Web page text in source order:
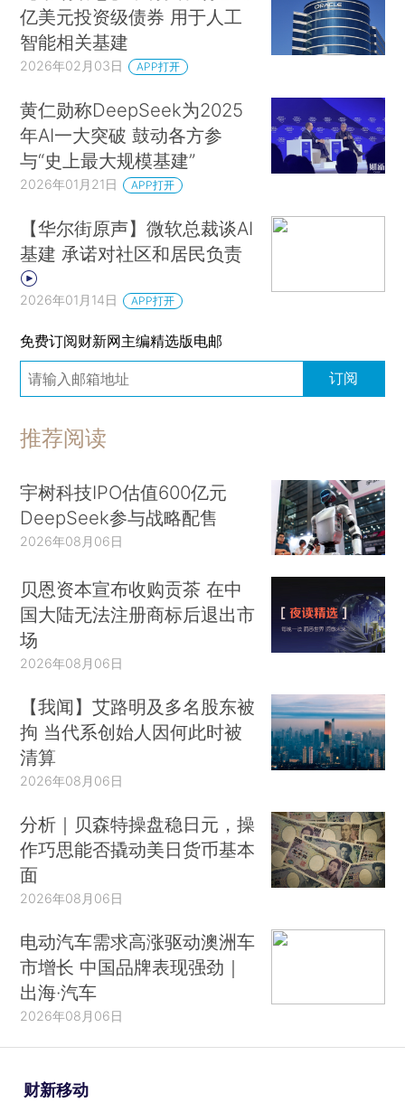
亿美元投资级债券 用于人工
智能相关基建
2026年02月03日 APP打开
黄仁勋称DeepSeek为2025
年AI一大突破 鼓动各方参
与“史上最大规模基建”
2026年01月21日 APP打开
【华尔街原声】微软总裁谈AI
基建 承诺对社区和居民负责
2026年01月14日 APP打开
免费订阅财新网主编精选版电邮
订阅
推荐阅读
宇树科技IPO估值600亿元
DeepSeek参与战略配售
2026年08月06日
贝恩资本宣布收购贡茶 在中
国大陆无法注册商标后退出市
场
2026年08月06日
【我闻】艾路明及多名股东被
拘 当代系创始人因何此时被
清算
2026年08月06日
分析｜贝森特操盘稳日元，操
作巧思能否撬动美日货币基本
面
2026年08月06日
电动汽车需求高涨驱动澳洲车
市增长 中国品牌表现强劲｜
出海·汽车
2026年08月06日
财新移动